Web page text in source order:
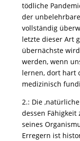
tödliche
der
vollständig
letzte dieser Art
übernächste
werden, wenn
lernen, dort hart
medizinisch
2.: Die
dessen
seines
Erregern ist